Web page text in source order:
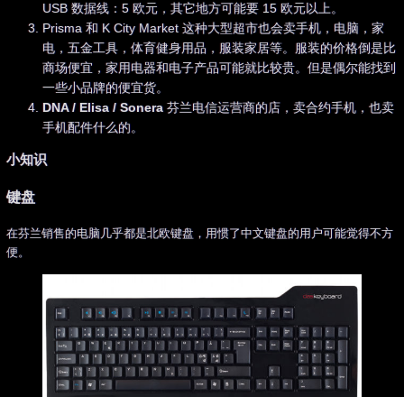
USB 数据线：5 欧元，其它地方可能要 15 欧元以上。
Prisma 和 K City Market 这种大型超市也会卖手机，电脑，家
电，五金工具，体育健身用品，服装家居等。服装的价格倒是比
商场便宜，家用电器和电子产品可能就比较贵。但是偶尔能找到
一些小品牌的便宜货。
DNA / Elisa / Sonera芬兰电信运营商的店，卖合约手机，也卖
手机配件什么的。
小知识
键盘
在芬兰销售的电脑几乎都是北欧键盘，用惯了中文键盘的用户可能觉得不方
便。